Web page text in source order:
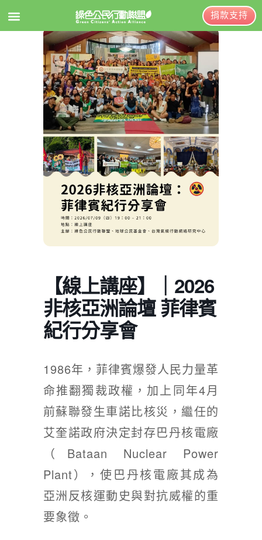
關於綠盟
綠盟簡介
大事記
綠盟團隊
年度報告與財報
淨零轉型
透明足跡
新聞稿及聲明
投書及專欄
工作側記
出版及義賣品
參與綠盟
捐款支持
訂閱電子報
捐款支持
【線上講座】｜2026
非核亞洲論壇 菲律賓
紀行分享會
1986年，菲律賓爆發人民力量革
命推翻獨裁政權，加上同年4月
前蘇聯發生車諾比核災，繼任的
艾奎諾政府決定封存巴丹核電廠
（Bataan Nuclear Power
Plant），使巴丹核電廠其成為
亞洲反核運動史與對抗威權的重
要象徵。